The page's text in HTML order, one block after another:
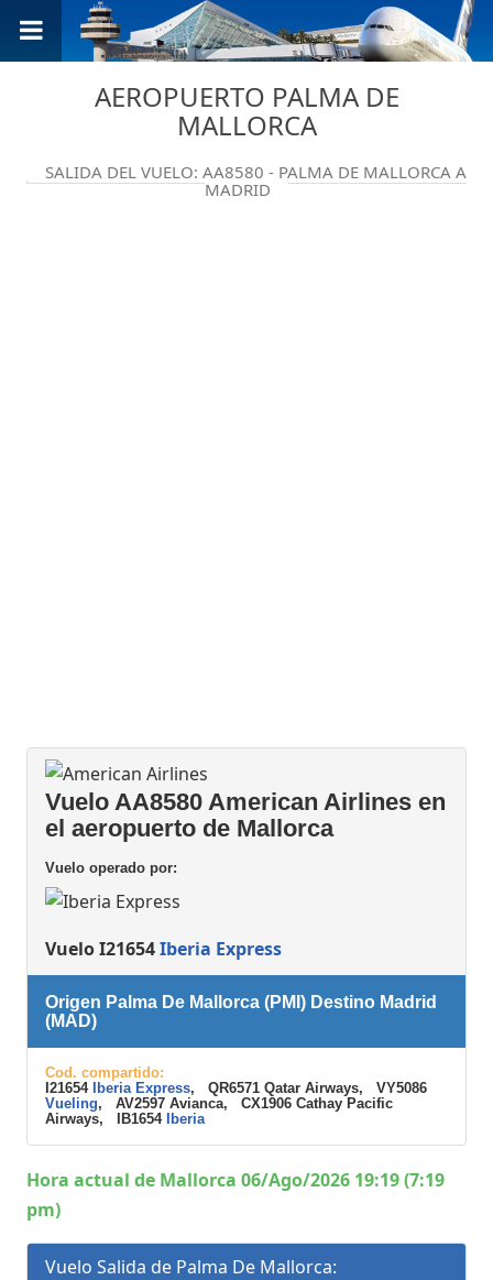
AEROPUERTO PALMA DE
MALLORCA
SALIDA DEL VUELO: AA8580 - PALMA DE MALLORCA A
MADRID
Vuelo AA8580 American Airlines en
el aeropuerto de Mallorca
Vuelo operado por:
Vuelo I21654Iberia Express
Origen Palma De Mallorca (PMI) Destino Madrid
(MAD)
Cod. compartido:
I21654 Iberia Express, QR6571 Qatar Airways, VY5086
Vueling, AV2597 Avianca, CX1906 Cathay Pacific
Airways, IB1654 Iberia
Hora actual de Mallorca 06/Ago/2026 19:19 (7:19
pm)
Vuelo Salida de Palma De Mallorca: